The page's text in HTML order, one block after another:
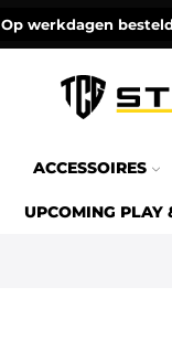
Op werkdagen
ACCESSOIRES
UPCOMING PLAY